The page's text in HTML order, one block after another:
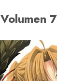
Volumen 7